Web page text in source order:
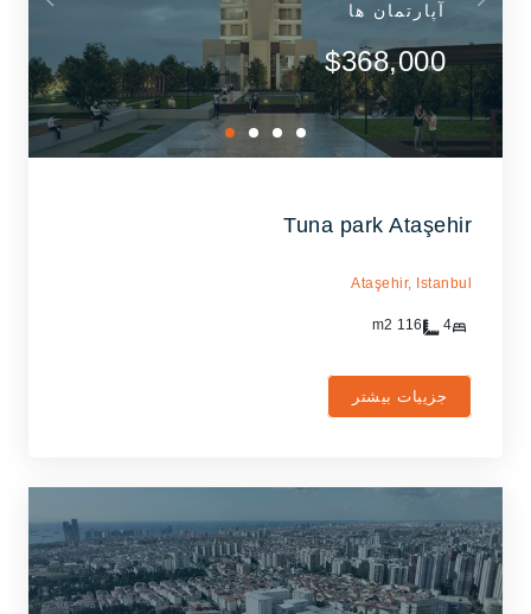
آپارتمان ها
$368,000
Tuna park Ataşehir
Ataşehir, Istanbul
4
116
جزییات بیشتر